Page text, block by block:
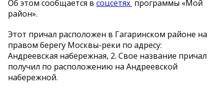
Об этом сообщается в соцсетях программы «Мой
район».
Этот причал расположен в Гагаринском районе на
правом берегу Москвы-реки по адресу:
Андреевская набережная, 2. Свое название причал
получил по расположению на Андреевской
набережной.